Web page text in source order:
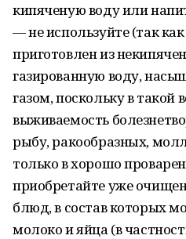
кипяченую воду или
— не используйте (так
приготовлен из
газированную воду,
газом, поскольку в такой
выживаемость
рыбу, ракообразных,
только в хорошо
приобретайте уже
блюд, в состав которых
молоко и яйца (в